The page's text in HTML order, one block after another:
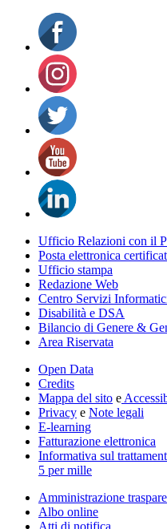
Ufficio Relazioni con il
Posta elettronica
Ufficio stampa
Redazione Web
Centro Servizi
Disabilità e DSA
Bilancio di Genere &
Area Riservata
Open Data
Credits
Mappa del sito e
Privacy e Note legali
E-learning
Fatturazione elettronica
Informativa sul
5 per mille
Amministrazione
Albo online
Atti di notifica